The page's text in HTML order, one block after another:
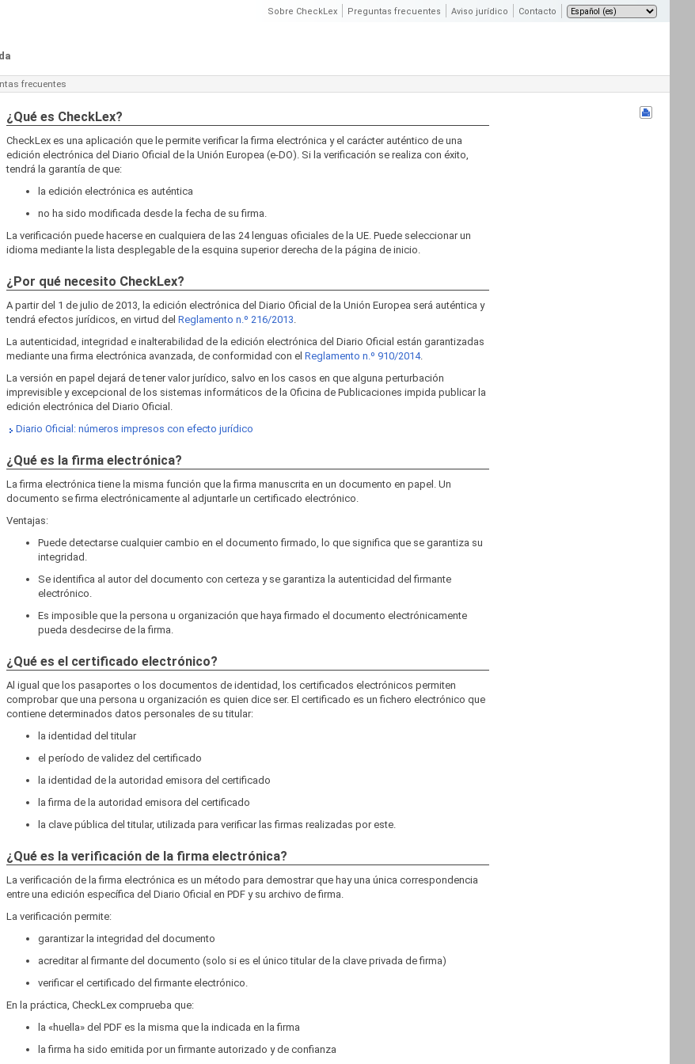
Sobre CheckLex Preguntas frecuentes Aviso jurídico Contacto
frecuentes
¿Qué es CheckLex?
CheckLex es una aplicación que le permite verificar la firma electrónica y el carácter auténtico de una
edición electrónica del Diario Oficial de la Unión Europea (e-DO). Si la verificación se realiza con éxito,
tendrá la garantía de que:
la edición electrónica es auténtica
no ha sido modificada desde la fecha de su firma.
La verificación puede hacerse en cualquiera de las 24 lenguas oficiales de la UE. Puede seleccionar un
idioma mediante la lista desplegable de la esquina superior derecha de la página de inicio.
¿Por qué necesito CheckLex?
A partir del 1 de julio de 2013, la edición electrónica del Diario Oficial de la Unión Europea será auténtica y
tendrá efectos jurídicos, en virtud del Reglamento n.º 216/2013.
La autenticidad, integridad e inalterabilidad de la edición electrónica del Diario Oficial están garantizadas
mediante una firma electrónica avanzada, de conformidad con el Reglamento n.º 910/2014.
La versión en papel dejará de tener valor jurídico, salvo en los casos en que alguna perturbación
imprevisible y excepcional de los sistemas informáticos de la Oficina de Publicaciones impida publicar la
edición electrónica del Diario Oficial.
Diario Oficial: números impresos con efecto jurídico
¿Qué es la firma electrónica?
La firma electrónica tiene la misma función que la firma manuscrita en un documento en papel. Un
documento se firma electrónicamente al adjuntarle un certificado electrónico.
Ventajas:
Puede detectarse cualquier cambio en el documento firmado, lo que significa que se garantiza su
integridad.
Se identifica al autor del documento con certeza y se garantiza la autenticidad del firmante
electrónico.
Es imposible que la persona u organización que haya firmado el documento electrónicamente
pueda desdecirse de la firma.
¿Qué es el certificado electrónico?
Al igual que los pasaportes o los documentos de identidad, los certificados electrónicos permiten
comprobar que una persona u organización es quien dice ser. El certificado es un fichero electrónico que
contiene determinados datos personales de su titular:
la identidad del titular
el período de validez del certificado
la identidad de la autoridad emisora del certificado
la firma de la autoridad emisora del certificado
la clave pública del titular, utilizada para verificar las firmas realizadas por este.
¿Qué es la verificación de la firma electrónica?
La verificación de la firma electrónica es un método para demostrar que hay una única correspondencia
entre una edición específica del Diario Oficial en PDF y su archivo de firma.
La verificación permite:
garantizar la integridad del documento
acreditar al firmante del documento (solo si es el único titular de la clave privada de firma)
verificar el certificado del firmante electrónico.
En la práctica, CheckLex comprueba que:
la «huella» del PDF es la misma que la indicada en la firma
la firma ha sido emitida por un firmante autorizado y de confianza